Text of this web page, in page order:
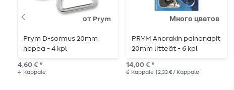
от Prym
Prym D-sormus 20mm
hopea - 4 kpl
4,60 € *
4 Kappale
Много цветов
PRYM Anorakin painonapit
20mm litteät - 6 kpl
14,00 € *
6 Kappale | 2,33 € / Kappale